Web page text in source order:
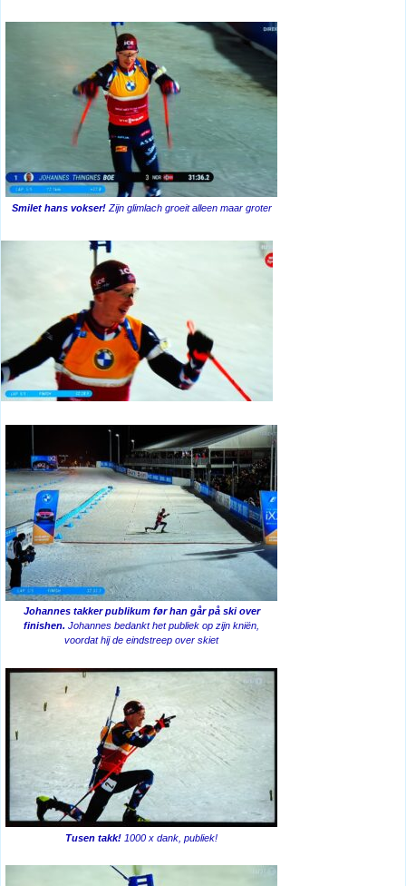
Smilet hans vokser!Zijn glimlach groeit alleen maar groter
Johannes takker publikum før han går på ski over
finishen. Johannes bedankt het publiek op zijn kniën,
voordat hij de eindstreep over skiet
Tusen takk! 1000 x dank, publiek!